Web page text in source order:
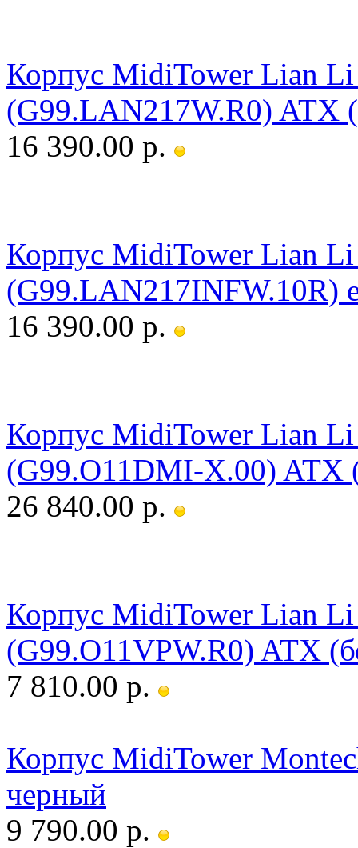
Корпус MidiTower Lian
(G99.LAN217W.R0) ATX
16 390.00 р.
Корпус MidiTower Lian
(G99.LAN217INFW.10R)
16 390.00 р.
Корпус MidiTower Lian
(G99.O11DMI-X.00) ATX
26 840.00 р.
Корпус MidiTower Lian
(G99.O11VPW.R0) ATX
7 810.00 р.
Корпус MidiTower
черный
9 790.00 р.